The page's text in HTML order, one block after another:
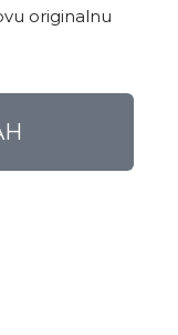
originalnu